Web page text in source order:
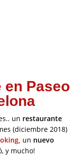
en Paseo
un restaurante
(diciembre 2018)
un nuevo
y mucho!